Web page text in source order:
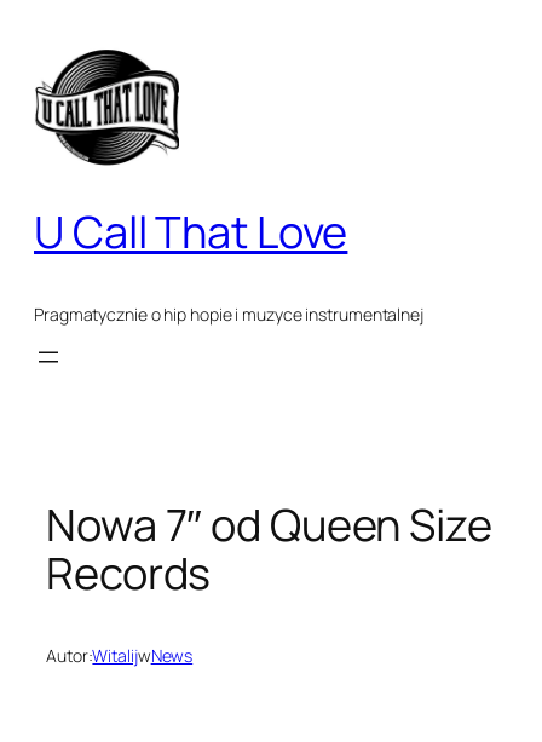
treści
U Call That Love
Pragmatycznie o hip hopie i muzyce instrumentalnej
Nowa 7″ od Queen Size
Records
Autor:WitalijwNews